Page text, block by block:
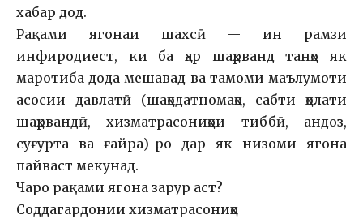
хабар дод.
Рақами ягонаи шахсӣ — ин рамзи
инфиродиест, ки ба ҳар шаҳрванд танҳо як
маротиба дода мешавад ва тамоми маълумоти
асосии давлатӣ (шаҳодатномаҳо, сабти ҳолати
шаҳрвандӣ, хизматрасониҳои тиббӣ, андоз,
суғурта ва ғайра)-ро дар як низоми ягона
пайваст мекунад.
Чаро рақами ягона зарур аст?
Соддагардонии хизматрасониҳо